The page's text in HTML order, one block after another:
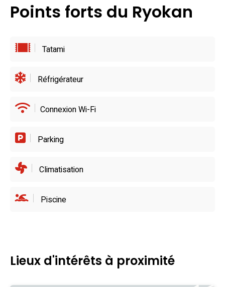
tout converge pour un voyage gustatif à la hauteur de ce
Points forts du Ryokan
Tatami
Réfrigérateur
Connexion Wi-Fi
Parking
Climatisation
Piscine
Lieux d'intérêts à proximité